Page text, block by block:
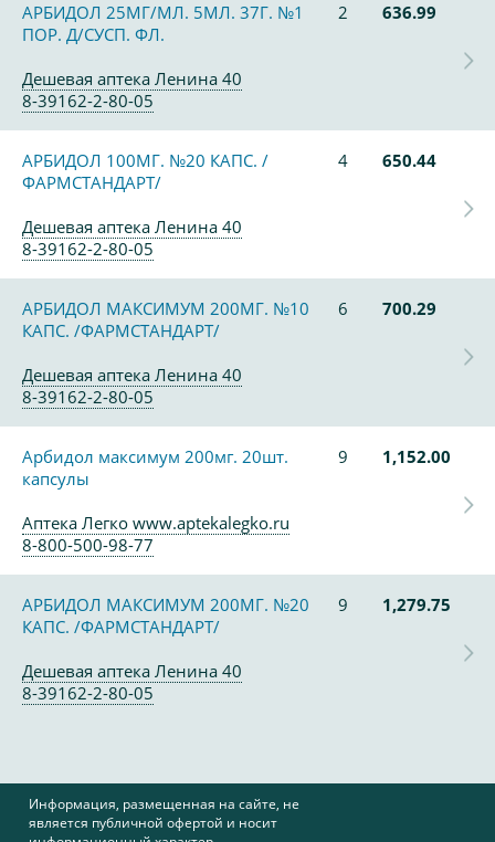
АРБИДОЛ 25МГ/МЛ. 5МЛ. 37Г. №1
ПОР. Д/СУСП. ФЛ.
2 636.99
Дешевая аптека Ленина 40
8-39162-2-80-05
АРБИДОЛ 100МГ. №20 КАПС. /
ФАРМСТАНДАРТ/
4 650.44
Дешевая аптека Ленина 40
8-39162-2-80-05
АРБИДОЛ МАКСИМУМ 200МГ. №10
КАПС. /ФАРМСТАНДАРТ/
6 700.29
Дешевая аптека Ленина 40
8-39162-2-80-05
Арбидол максимум 200мг. 20шт.
капсулы
9 1,152.00
Аптека Легко www.aptekalegko.ru
8-800-500-98-77
АРБИДОЛ МАКСИМУМ 200МГ. №20
КАПС. /ФАРМСТАНДАРТ/
9 1,279.75
Дешевая аптека Ленина 40
8-39162-2-80-05
Информация, размещенная на сайте, не
является публичной офертой и носит